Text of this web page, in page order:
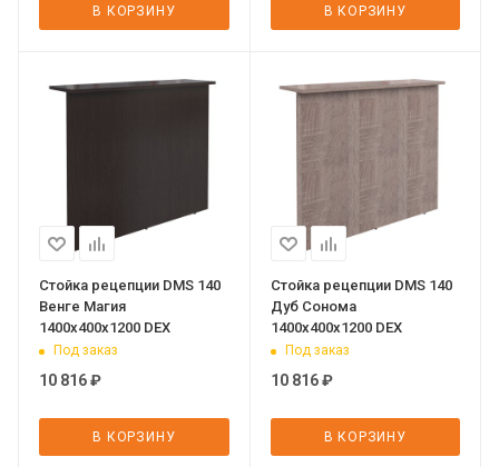
В КОРЗИНУ В КОРЗИНУ
Стойка рецепции DMS 140
Венге Магия
1400х400х1200 DEX
Под заказ
10 816₽
В КОРЗИНУ
Стойка рецепции DMS 140
Дуб Сонома
1400х400х1200 DEX
Под заказ
10 816₽
В КОРЗИНУ